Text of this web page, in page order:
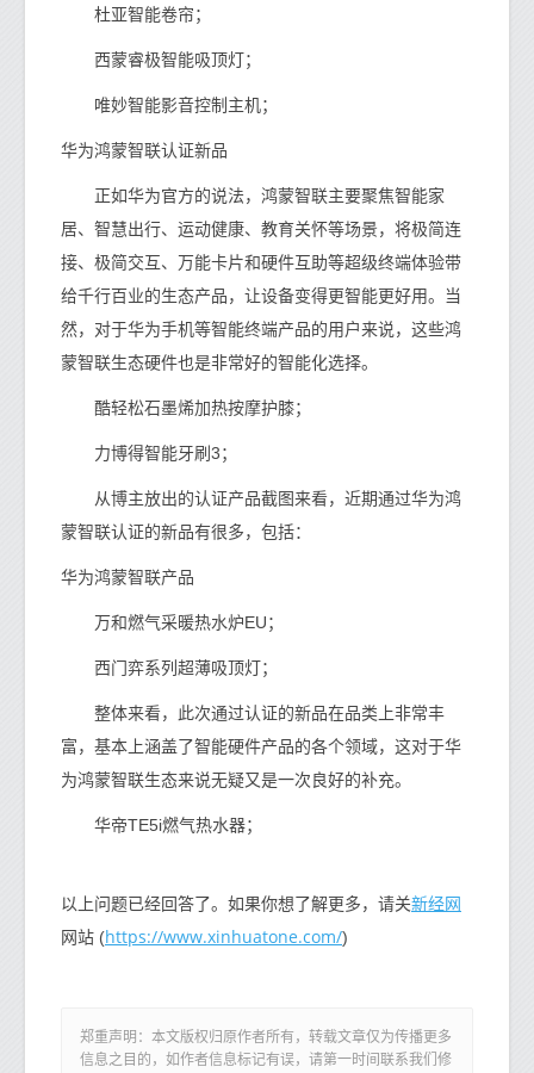
杜亚智能卷帘；
西蒙睿极智能吸顶灯；
唯妙智能影音控制主机；
华为鸿蒙智联认证新品
正如华为官方的说法，鸿蒙智联主要聚焦智能家
居、智慧出行、运动健康、教育关怀等场景，将极简连
接、极简交互、万能卡片和硬件互助等超级终端体验带
给千行百业的生态产品，让设备变得更智能更好用。当
然，对于华为手机等智能终端产品的用户来说，这些鸿
蒙智联生态硬件也是非常好的智能化选择。
酷轻松石墨烯加热按摩护膝；
力博得智能牙刷3；
从博主放出的认证产品截图来看，近期通过华为鸿
蒙智联认证的新品有很多，包括：
华为鸿蒙智联产品
万和燃气采暖热水炉EU；
西门弈系列超薄吸顶灯；
整体来看，此次通过认证的新品在品类上非常丰
富，基本上涵盖了智能硬件产品的各个领域，这对于华
为鸿蒙智联生态来说无疑又是一次良好的补充。
华帝TE5i燃气热水器；
以上问题已经回答了。如果你想了解更多，请关新经网
网站 (https://www.xinhuatone.com/)
郑重声明：本文版权归原作者所有，转载文章仅为传播更多
信息之目的，如作者信息标记有误，请第一时间联系我们修